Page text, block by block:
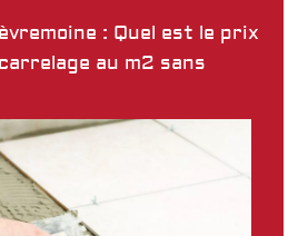
: Quel est le prix
au m2 sans